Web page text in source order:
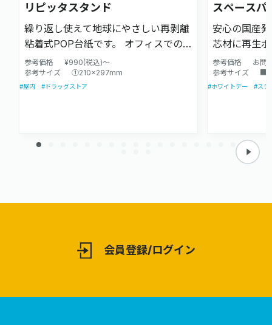
リピッタスタンド
繰り返し使えて地球にやさしい再剥離
粘着式POP台紙です。 オフィスでの
展示会POPや新商品紹介に、ショップ
では店頭POPや レジ周りでの販促、
イベントの告知などに、飲食店ではキ
参考価格
¥990(税込)～
参考サイズ
①210×297mm
#屋内 #ドラッグストア
スペースパ
安心の国産
芯材に再生
面紙貼りタ
ます。 ＜
特殊コーテ
面処理する
接着性が高
参考価格
お問
参考サイズ
#ホワイトデー #スチ
会員登録/ログイン